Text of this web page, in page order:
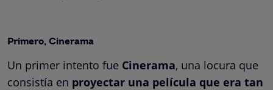
Primero, Cinerama
Un primer intento fue Cinerama, una locura que
consistía en proyectar una película que era tan